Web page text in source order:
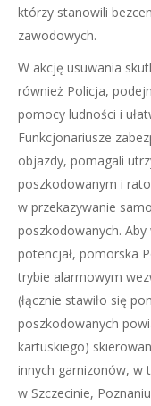
którzy stanowili
zawodowych.
W akcję usuwania
również Policja,
pomocy ludności i
Funkcjonariusze
objazdy, pomagali
poszkodowanym i
w przekazywanie
poszkodowanych.
potencjał, pomorska
trybie alarmowym
(łącznie stawiło się
poszkodowanych
kartuskiego)
innych garnizonów, w
w Szczecinie,